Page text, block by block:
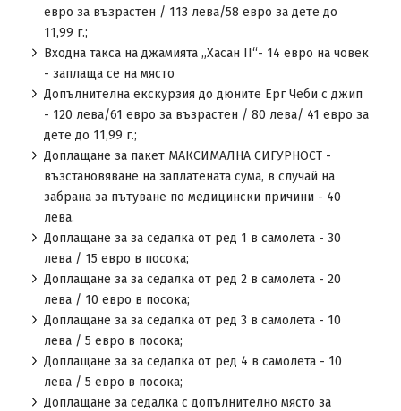
евро за възрастен / 113 лева/58 евро за дете до
11,99 г.;
Входна такса на джамията „Хасан ІІ“- 14 евро на човек
- заплаща се на място
Допълнителна екскурзия до дюните Ерг Чеби с джип
- 120 лева/61 евро за възрастен / 80 лева/ 41 евро за
дете до 11,99 г.;
Доплащане за пакет МАКСИМАЛНА СИГУРНОСТ -
възстановяване на заплатената сума, в случай на
забрана за пътуване по медицински причини - 40
лева.
Доплащане за за седалка от ред 1 в самолета - 30
лева / 15 евро в посока;
Доплащане за за седалка от ред 2 в самолета - 20
лева / 10 евро в посока;
Доплащане за за седалка от ред 3 в самолета - 10
лева / 5 евро в посока;
Доплащане за за седалка от ред 4 в самолета - 10
лева / 5 евро в посока;
Доплащане за седалка с допълнително място за